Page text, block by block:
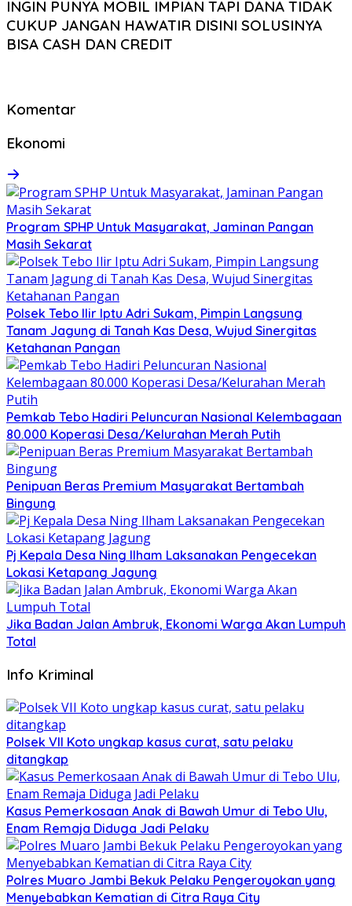
INGIN PUNYA MOBIL IMPIAN TAPI DANA TIDAK
CUKUP JANGAN HAWATIR DISINI SOLUSINYA
BISA CASH DAN CREDIT
Komentar
Ekonomi
Program SPHP Untuk Masyarakat, Jaminan Pangan
Masih Sekarat
Polsek Tebo Ilir Iptu Adri Sukam, Pimpin Langsung
Tanam Jagung di Tanah Kas Desa, Wujud Sinergitas
Ketahanan Pangan
Pemkab Tebo Hadiri Peluncuran Nasional Kelembagaan
80.000 Koperasi Desa/Kelurahan Merah Putih
Penipuan Beras Premium Masyarakat Bertambah
Bingung
Pj Kepala Desa Ning Ilham Laksanakan Pengecekan
Lokasi Ketapang Jagung
Jika Badan Jalan Ambruk, Ekonomi Warga Akan Lumpuh
Total
Info Kriminal
Polsek VII Koto ungkap kasus curat, satu pelaku
ditangkap
Kasus Pemerkosaan Anak di Bawah Umur di Tebo Ulu,
Enam Remaja Diduga Jadi Pelaku
Polres Muaro Jambi Bekuk Pelaku Pengeroyokan yang
Menyebabkan Kematian di Citra Raya City